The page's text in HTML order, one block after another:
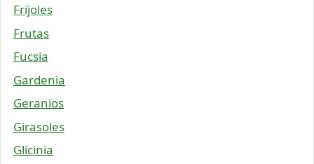
Frijoles
Frutas
Fucsia
Gardenia
Geranios
Girasoles
Glicinia